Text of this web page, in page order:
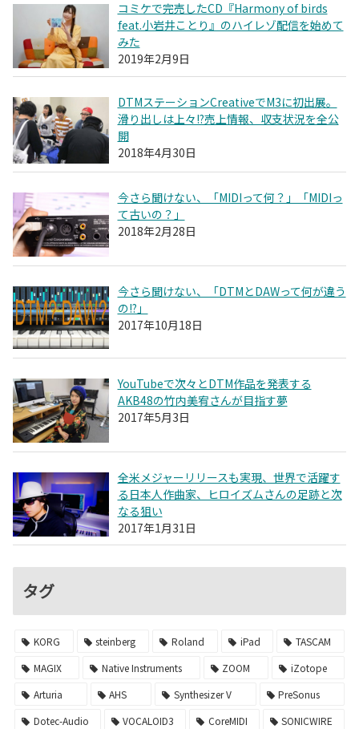
コミケで完売したCD『Harmony of birds
feat.小岩井ことり』のハイレゾ配信を始めて
みた
2019年2月9日
DTMステーションCreativeでM3に初出展。
滑り出しは上々!?売上情報、収支状況を全公
開
2018年4月30日
今さら聞けない、「MIDIって何？」「MIDIっ
て古いの？」
2018年2月28日
今さら聞けない、「DTMとDAWって何が違う
の!?」
2017年10月18日
YouTubeで次々とDTM作品を発表する
AKB48の竹内美宥さんが目指す夢
2017年5月3日
全米メジャーリリースも実現、世界で活躍す
る日本人作曲家、ヒロイズムさんの足跡と次
なる狙い
2017年1月31日
タグ
KORG steinberg Roland iPad
TASCAM
MAGIX
Native Instruments ZOOM
iZotope
Arturia
AHS Synthesizer V
PreSonus
Dotec-Audio
VOCALOID3 CoreMIDI
SONICWIRE